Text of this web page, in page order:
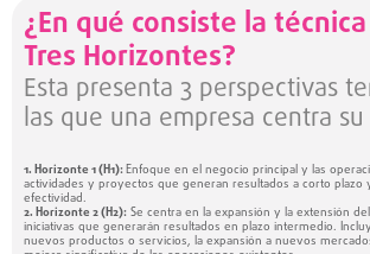
¿En qué consiste la
Tres Horizontes?
Esta presenta 3 perspectivas
las que una empresa centra
1. Horizonte 1 (H1):Enfoque en el negocio principal y las
actividades y proyectos que generan resultados a corto plazo
efectividad.
2. Horizonte 2 (H2): Se centra en la expansión y la extensión
iniciativas que generarán resultados en plazo intermedio.
nuevos productos o servicios, la expansión a nuevos